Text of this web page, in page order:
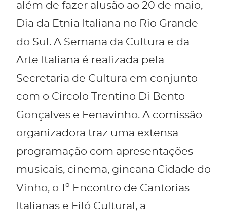
além de fazer alusão ao 20 de maio,
Dia da Etnia Italiana no Rio Grande
do Sul. A Semana da Cultura e da
Arte Italiana é realizada pela
Secretaria de Cultura em conjunto
com o Circolo Trentino Di Bento
Gonçalves e Fenavinho. A comissão
organizadora traz uma extensa
programação com apresentações
musicais, cinema, gincana Cidade do
Vinho, o 1º Encontro de Cantorias
Italianas e Filó Cultural, a